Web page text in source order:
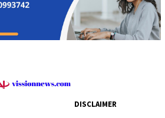
DISCLAIMER